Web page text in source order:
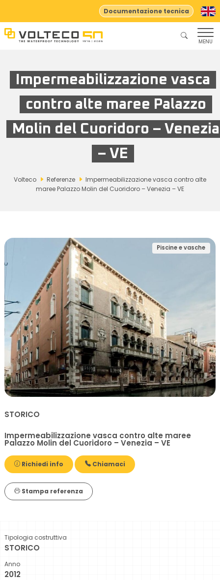
Documentazione tecnica
MENU
Impermeabilizzazione vasca
contro alte maree Palazzo
Molin del Cuoridoro – Venezia
– VE
Volteco Referenze
Impermeabilizzazione vasca contro alte
maree Palazzo Molin del Cuoridoro – Venezia – VE
Piscine e vasche
STORICO
Impermeabilizzazione vasca contro alte maree
Palazzo Molin del Cuoridoro – Venezia – VE
Richiedi info Chiamaci
Stampa referenza
Tipologia costruttiva
STORICO
Anno
2012